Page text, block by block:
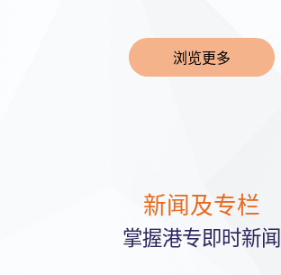
浏览更多
新闻及专栏
掌握港专即时新闻